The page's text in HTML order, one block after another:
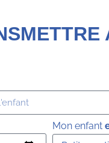
Mon enfant